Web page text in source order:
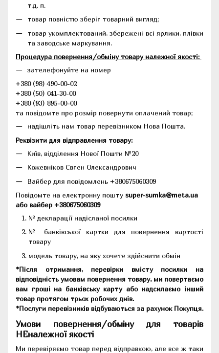
т.д. п.
товар повністю зберіг товарний вигляд;
товар укомплектований, збережені всі ярлики, плівки
та заводське маркування.
Процедура повернення/обміну товару належної якості:
зателефонуйте на номер
+380 (98) 490-00-02
+380 (50) 041-30-00
+380 (93) 895-00-00
та повідомте про розмір повернути оплачений товар;
надішліть нам товар перевізником Нова Пошта.
Реквізити для відправлення товару:
Київ, відділення Нової Пошти №20
Кожевніков Євген Олександрович
Вайбер для повідомлень +380675060309
Повідомте на електронну пошту super-sumka@meta.ua
або вайбер +380675060309
№ декларації надісланої посилки
№ банківської картки для повернення вартості
товару
модель товару, на яку хочете здійснити обмін
*Після отримання, перевірки вмісту посилки на
відповідність умовам повернення товару, ми повертаємо
вам гроші на банківську карту або надсилаємо інший
товар протягом трьох робочих днів.
*Послуги перевізників відбуваються за рахунок Покупця.
Умови повернення/обміну для товарів
НЕналежної якості
Ми перевіряємо товар перед відправкою, але все ж таки